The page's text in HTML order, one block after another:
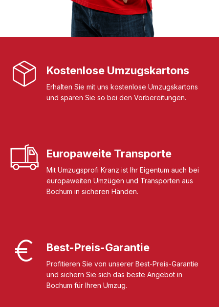
Kostenlose Umzugskartons
Erhalten Sie mit uns kostenlose Umzugskartons
und sparen Sie so bei den Vorbereitungen.
Europaweite Transporte
Mit Umzugsprofi Kranz ist Ihr Eigentum auch bei
europaweiten Umzügen und Transporten aus
Bochum in sicheren Händen.
Best-Preis-Garantie
Profitieren Sie von unserer Best-Preis-Garantie
und sichern Sie sich das beste Angebot in
Bochum für Ihren Umzug.